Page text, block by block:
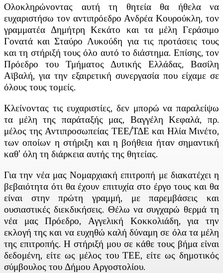
Ολοκληρώνοντας αυτή τη θητεία θα ήθελα να
ευχαριστήσω τον αντιπρόεδρο Ανδρέα Κουρούκλη, τον
γραμματέα Δημήτρη Κεκάτο και τα μέλη Γεράσιμο
Γονατά και Σταύρο Λυκούδη για τις προτάσεις τους
και τη στήριξή τους όλο αυτό το διάστημα. Επίσης, τον
Πρόεδρο του Τμήματος Δυτικής Ελλάδας, Βασίλη
Αϊβαλή, για την εξαιρετική συνεργασία που είχαμε σε
όλους τους τομείς.
Κλείνοντας τις ευχαριστίες, δεν μπορώ να παραλείψω
τα μέλη της παράταξής μας, Βαγγέλη Κεφαλά, πρ.
μέλος της Αντιπροσωπείας ΤΕΕ/ΤΔΕ και Ηλία Μινέτο,
των οποίων η στήριξη και η βοήθεια ήταν σημαντική
καθ’ όλη τη διάρκεια αυτής της θητείας.
Για την νέα μας Νομαρχιακή επιτροπή με διακατέχει η
βεβαιότητα ότι θα έχουν επιτυχία στο έργο τους και θα
είναι στην πρώτη γραμμή, με παρεμβάσεις και
ουσιαστικές διεκδικήσεις. Θέλω να συγχαρώ θερμά τη
νέα μας Πρόεδρο, Αγγελική Κοκκολιάδη, για την
εκλογή της και να ευχηθώ καλή δύναμη σε όλα τα μέλη
της επιτροπής. Η στήριξή μου σε κάθε τους βήμα είναι
δεδομένη, είτε ως μέλος του ΤΕΕ, είτε ως δημοτικός
σύμβουλος του Δήμου Αργοστολίου.